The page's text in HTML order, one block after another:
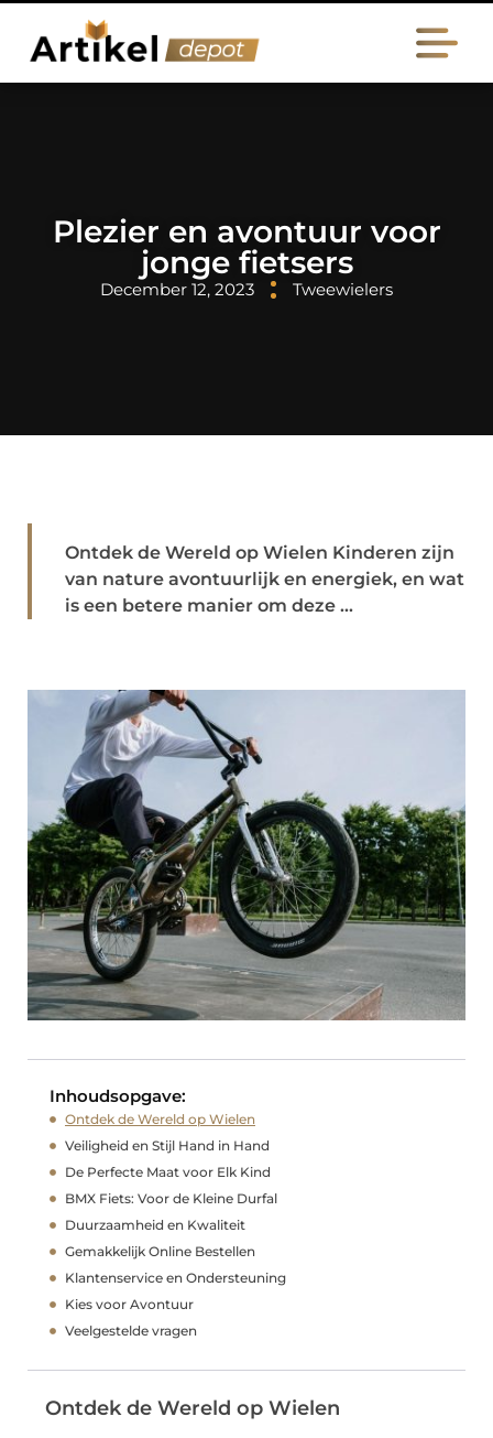
Plezier en avontuur voor
jonge fietsers
December 12, 2023 Tweewielers
Ontdek de Wereld op Wielen Kinderen zijn
van nature avontuurlijk en energiek, en wat
is een betere manier om deze ...
Inhoudsopgave:
Ontdek de Wereld op Wielen
Veiligheid en Stijl Hand in Hand
De Perfecte Maat voor Elk Kind
BMX Fiets: Voor de Kleine Durfal
Duurzaamheid en Kwaliteit
Gemakkelijk Online Bestellen
Klantenservice en Ondersteuning
Kies voor Avontuur
Veelgestelde vragen
Ontdek de Wereld op Wielen